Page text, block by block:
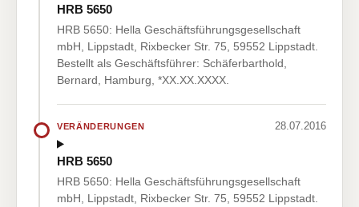
HRB 5650
HRB 5650: Hella Geschäftsführungsgesellschaft
mbH, Lippstadt, Rixbecker Str. 75, 59552 Lippstadt.
Bestellt als Geschäftsführer: Schäferbarthold,
Bernard, Hamburg, *XX.XX.XXXX.
VERÄNDERUNGEN 28.07.2016
HRB 5650
HRB 5650: Hella Geschäftsführungsgesellschaft
mbH, Lippstadt, Rixbecker Str. 75, 59552 Lippstadt.